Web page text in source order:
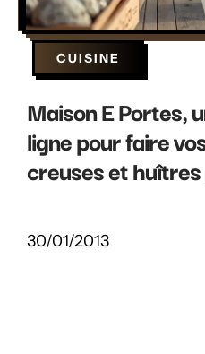
CUISINE
Maison E Portes,
ligne pour faire
creuses et
30/01/2013